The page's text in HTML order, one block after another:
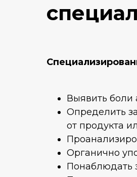
Выявить боли
Определить
от продукта
Органично
Понаблюдать